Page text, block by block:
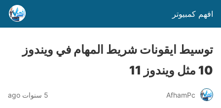
افهم كمبيوتر
توسيط ايقونات شريط المهام في ويندوز
10 مثل ويندوز 11
AfhamPc 5 سنوات ago